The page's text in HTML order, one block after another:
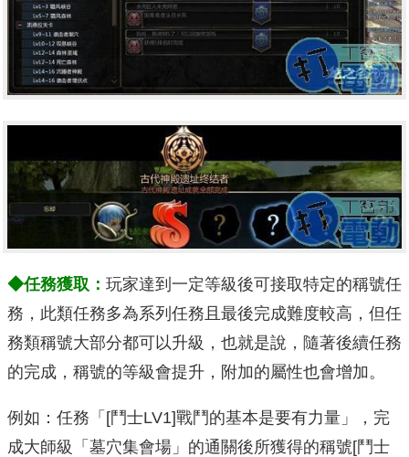
◆任務獲取： 玩家達到一定等級後可接取特定的稱號任
務，此類任務多為系列任務且最後完成難度較高，但任
務類稱號大部分都可以升級，也就是說，隨著後續任務
的完成，稱號的等級會提升，附加的屬性也會增加。
例如：任務「[鬥士LV1]戰鬥的基本是要有力量」，完
成大師級「墓穴集會場」的通關後所獲得的稱號[鬥士